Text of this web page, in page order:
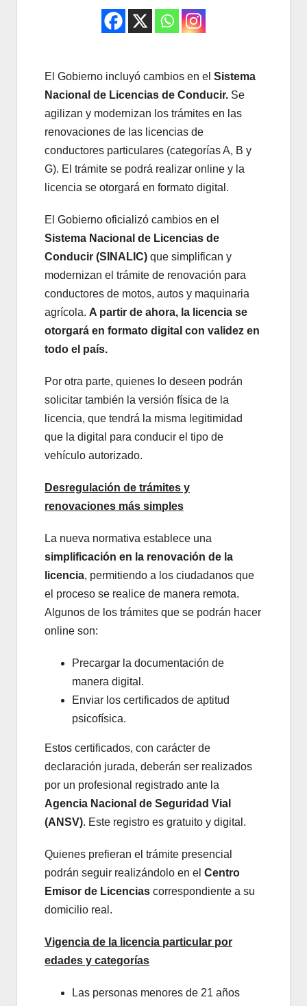
El Gobierno incluyó cambios en el Sistema
Nacional de Licencias de Conducir. Se
agilizan y modernizan los trámites en las
renovaciones de las licencias de
conductores particulares (categorías A, B y
G). El trámite se podrá realizar online y la
licencia se otorgará en formato digital.
El Gobierno oficializó cambios en el
Sistema Nacional de Licencias de
Conducir (SINALIC) que simplifican y
modernizan el trámite de renovación para
conductores de motos, autos y maquinaria
agrícola. A partir de ahora, la licencia se
otorgará en formato digital con validez en
todo el país.
Por otra parte, quienes lo deseen podrán
solicitar también la versión física de la
licencia, que tendrá la misma legitimidad
que la digital para conducir el tipo de
vehículo autorizado.
Desregulación de trámites y
renovaciones más simples
La nueva normativa establece una
simplificación en la renovación de la
licencia, permitiendo a los ciudadanos que
el proceso se realice de manera remota.
Algunos de los trámites que se podrán hacer
online son:
Precargar la documentación de
manera digital.
Enviar los certificados de aptitud
psicofísica.
Estos certificados, con carácter de
declaración jurada, deberán ser realizados
por un profesional registrado ante la
Agencia Nacional de Seguridad Vial
(ANSV). Este registro es gratuito y digital.
Quienes prefieran el trámite presencial
podrán seguir realizándolo en el Centro
Emisor de Licencias correspondiente a su
domicilio real.
Vigencia de la licencia particular por
edades y categorías
Las personas menores de 21 años